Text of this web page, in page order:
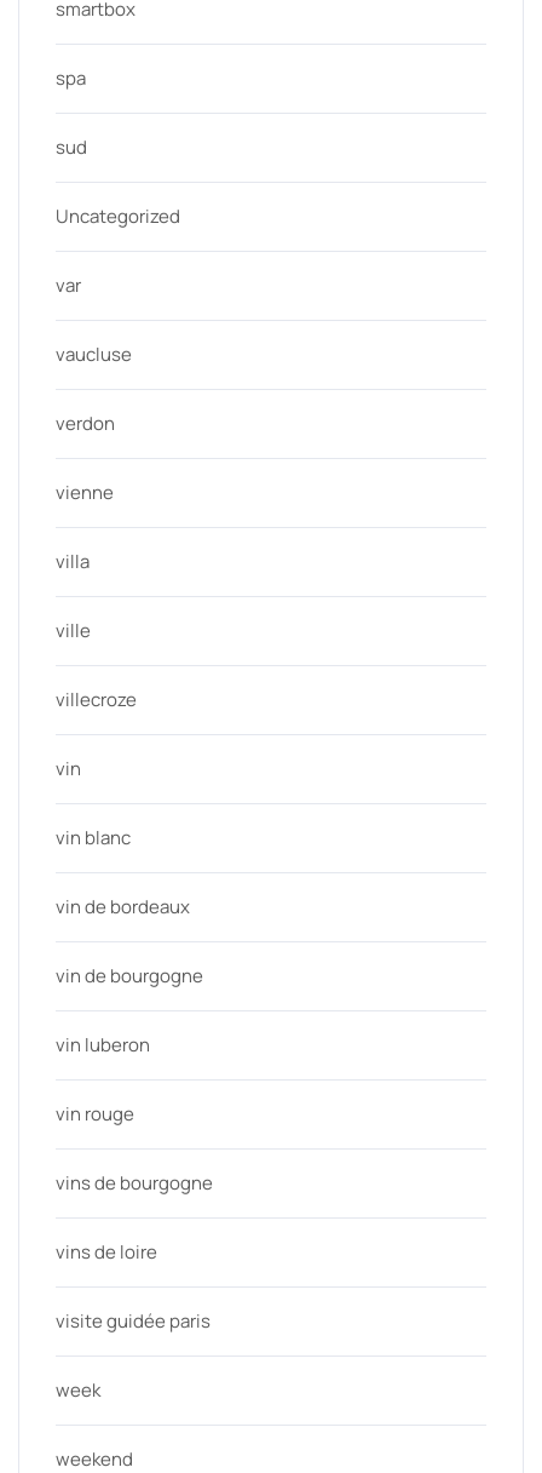
smartbox
spa
sud
Uncategorized
var
vaucluse
verdon
vienne
villa
ville
villecroze
vin
vin blanc
vin de bordeaux
vin de bourgogne
vin luberon
vin rouge
vins de bourgogne
vins de loire
visite guidée paris
week
weekend